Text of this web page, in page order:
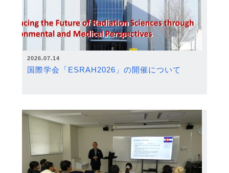
2026.07.14
国際学会「ESRAH2026」の開催について